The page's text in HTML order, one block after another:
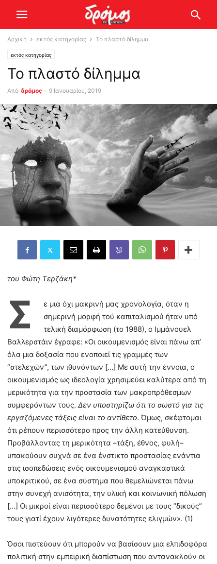
Αρχική εκτός κατηγορίας Το πλαστό δίλημμα
εκτός κατηγορίας
Το πλαστό δίλημμα
Από δρόμος - 9 Ιανουαρίου, 2019
του Φώτη Τερζάκη*
Σ
ε μια όχι μακρινή μας χρονολογία, όταν η
σημερινή μορφή τού καπιταλισμού ήταν υπό
τελική διαμόρφωση (το 1988), ο Ιμμάνουελ
Βαλλερστάιν έγραφε: «Οι οικουμενισμός είναι πάνω απ’
όλα μια δοξασία που ενοποιεί τις γραμμές των
“στελεχών”, των ιθυνόντων […] Με αυτή την έννοια, ο
οικουμενισμός ως ιδεολογία χρησιμεύει καλύτερα από τη
μερικότητα για την προστασία των μακροπρόθεσμων
συμφερόντων τους. Δεν υποστηρίζω ότι το σωστό για τις
εργαζόμενες τάξεις είναι το αντίθετο. Όμως, σκέφτομαι
ότι ρέπουν περισσότερο προς την άλλη κατεύθυνση.
Προβάλλοντας τη μερικότητα –τάξη, έθνος, φυλή–
υπακούουν συχνά σε ένα ένστικτο προστασίας ενάντια
στις ισοπεδώσεις ενός οικουμενισμού αναγκαστικά
υποκριτικού, σε ένα σύστημα που θεμελιώνεται πάνω
στην συνεχή ανισότητα, την υλική και κοινωνική πόλωση
[…] Οι μικροί είναι περισσότερο δεμένοι με τους “δικούς”
τους γιατί έχουν λιγότερες δυνατότητες ελιγμών». (1)
Όσοι πιστεύουν ότι μπορούν να βασίσουν μια ελπιδοφόρα
πολιτική στην εμπειρική διαπίστωση που αντανακλούν οι